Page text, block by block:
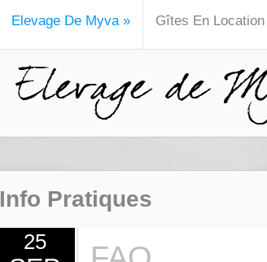
Elevage De Myva» Gîtes En Location
Info Pratiques
25